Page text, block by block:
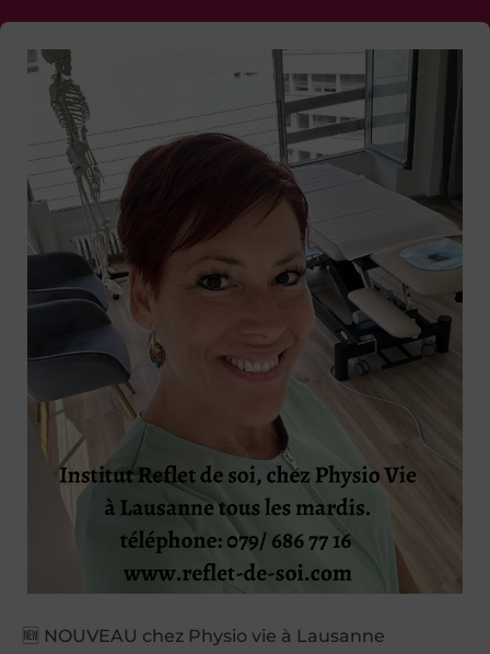
🆕 NOUVEAU chez Physio vie à Lausanne